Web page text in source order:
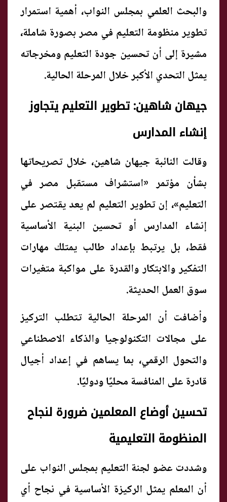
والبحث العلمي بمجلس النواب، أهمية استمرار
تطوير منظومة التعليم في مصر بصورة شاملة،
مشيرة إلى أن تحسين جودة التعليم ومخرجاته
يمثل التحدي الأكبر خلال المرحلة الحالية.
جيهان شاهين: تطوير التعليم يتجاوز
إنشاء المدارس
وقالت النائبة جيهان شاهين، خلال تصريحاتها
بشأن مؤتمر «استشراف مستقبل مصر في
التعليم»، إن تطوير التعليم لم يعد يقتصر على
إنشاء المدارس أو تحسين البنية الأساسية
فقط، بل يرتبط بإعداد طالب يمتلك مهارات
التفكير والابتكار والقدرة على مواكبة متغيرات
سوق العمل الحديثة.
وأضافت أن المرحلة الحالية تتطلب التركيز
على مجالات التكنولوجيا والذكاء الاصطناعي
والتحول الرقمي، بما يساهم في إعداد أجيال
قادرة على المنافسة محليًا ودوليًا.
تحسين أوضاع المعلمين ضرورة لنجاح
المنظومة التعليمية
وشددت عضو لجنة التعليم بمجلس النواب على
أن المعلم يمثل الركيزة الأساسية في نجاح أي